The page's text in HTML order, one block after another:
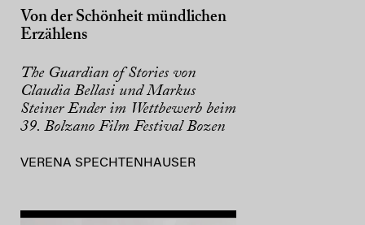
Von der Schönheit mündlichen
Erzählens
The Guardian of Stories von
Claudia Bellasi und Markus
Steiner Ender im Wettbewerb beim
39. Bolzano Film Festival Bozen
VERENA SPECHTENHAUSER